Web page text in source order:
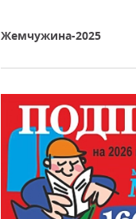
Жемчужина-2025